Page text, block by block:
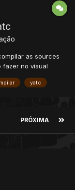
as sources
fazer no visual
yatc
PRÓXIMA